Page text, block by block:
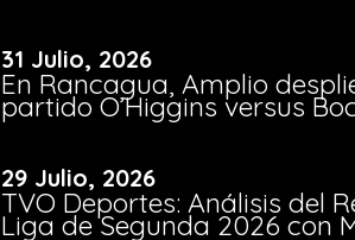
31 Julio, 2026
En Rancagua, Amplio
partido O’Higgins versus
29 Julio, 2026
TVO Deportes: Análisis del
Liga de Segunda 2026 con